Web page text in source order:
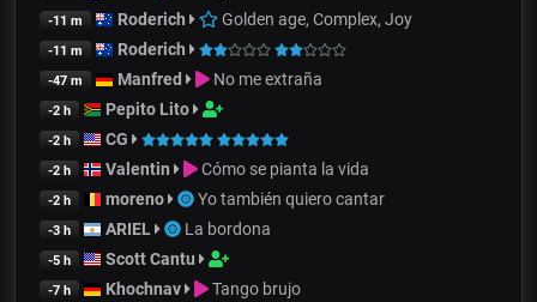
-11 m Roderich Golden age, Complex, Joy
-11 m Roderich
-47 m Manfred No me extraña
-2 h Pepito Lito
-2 h CG
-2 h Valentin Cómo se pianta la vida
-2 h moreno Yo también quiero cantar
-3 h ARIEL La bordona
-5 h Scott Cantu
-7 h Khochnav Tango brujo